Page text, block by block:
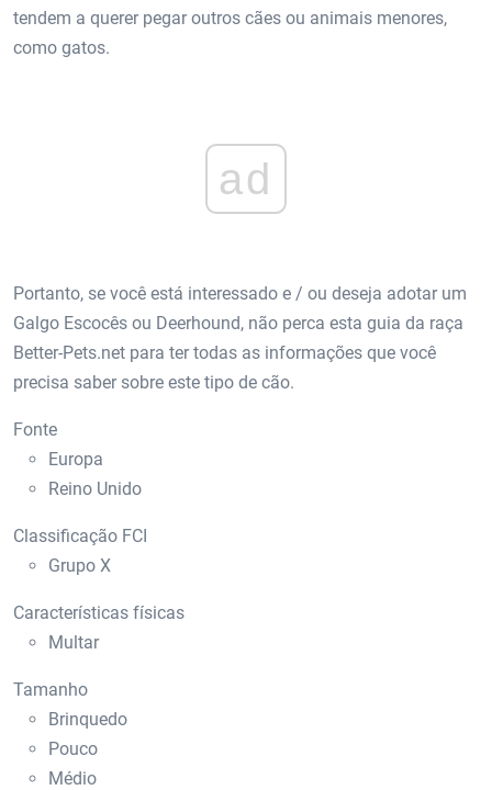
tendem a querer pegar outros cães ou animais menores,
como gatos.
ad
Portanto, se você está interessado e / ou deseja adotar um
Galgo Escocês ou Deerhound, não perca esta guia da raça
Better-Pets.net para ter todas as informações que você
precisa saber sobre este tipo de cão.
Fonte
Europa
Reino Unido
Classificação FCI
Grupo X
Características físicas
Multar
Tamanho
Brinquedo
Pouco
Médio